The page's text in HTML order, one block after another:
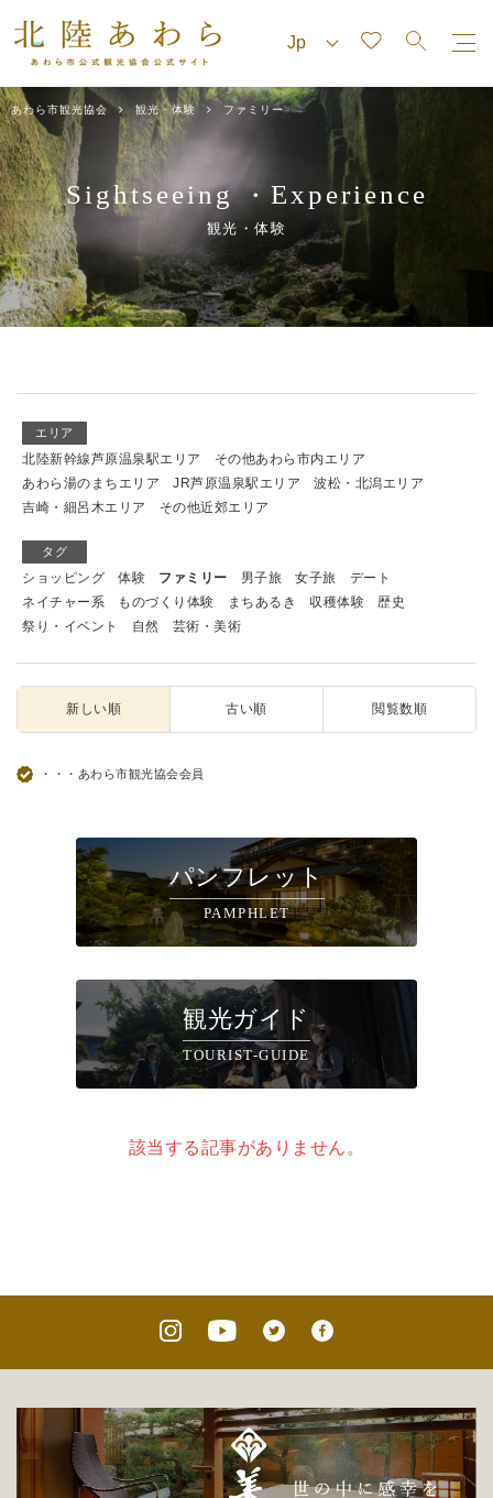
あわら市観光協会 観光・体験 ファミリー
Sightseeing・ Experience
観光・体験
エリア
北陸新幹線芦原温泉駅エリア
その他あわら市内エリア
あわら湯のまちエリア
JR芦原温泉駅エリア
波松・北潟エリア
吉崎・細呂木エリア
その他近郊エリア
タグ
ショッピング 体験 ファミリー 男子旅 女子旅
デート
ネイチャー系
ものづくり体験 まちあるき 収穫体験
歴史
祭り・イベント
自然 芸術・美術
新しい順 古い順 閲覧数順
・・・あわら市観光協会会員
パンフレット
PAMPHLET
観光ガイド
TOURIST-GUIDE
該当する記事がありません。